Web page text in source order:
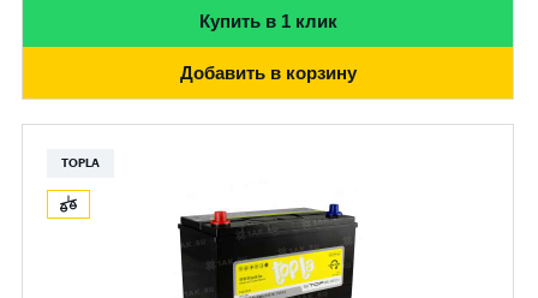
Купить в 1 клик
Добавить в корзину
TOPLA